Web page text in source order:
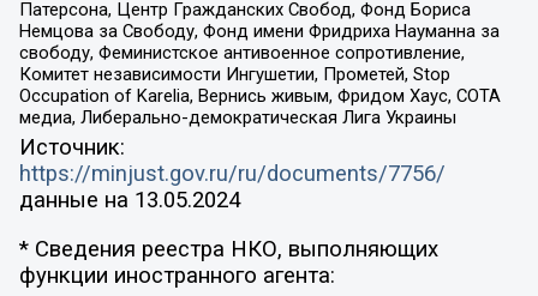
Патерсона, Центр Гражданских Свобод, Фонд Бориса
Немцова за Свободу, Фонд имени Фридриха Науманна за
свободу, Феминистское антивоенное сопротивление,
Комитет независимости Ингушетии, Прометей, Stop
Occupation of Karelia, Вернись живым, Фридом Хаус, СОТА
медиа, Либерально-демократическая Лига Украины
Источник:
https://minjust.gov.ru/ru/documents/7756/
данные на 13.05.2024
* Сведения реестра НКО, выполняющих
функции иностранного агента: